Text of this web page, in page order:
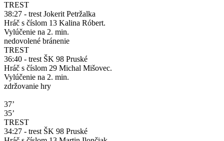
TREST
38:27 - trest Jokerit Petržalka
Hráč s číslom 13 Kalina Róbert.
Vylúčenie na 2. min.
nedovolené bránenie
TREST
36:40 - trest ŠK 98 Pruské
Hráč s číslom 29 Michal Mišovec.
Vylúčenie na 2. min.
zdržovanie hry
37’
35’
TREST
34:27 - trest ŠK 98 Pruské